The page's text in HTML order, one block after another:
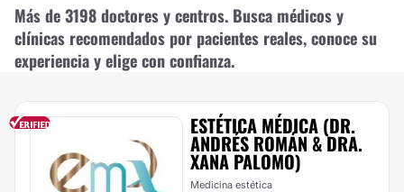
Más de 3198 doctores y centros. Busca médicos y
clínicas recomendados por pacientes reales, conoce su
experiencia y elige con confianza.
ESTÉTICA MÉDICA (DR.
ANDRÉS ROMÁN & DRA.
XANA PALOMO)
Medicina estética